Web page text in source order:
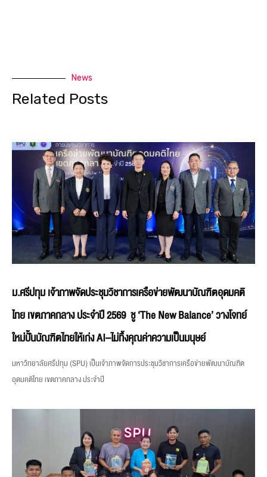
News
Related Posts
ม.ศรีปทุม เจ้าภาพจัดประชุมวิชาการเครือข่ายพัฒนาบัณฑิตอุดมคติ
ไทย เขตภาคกลาง ประจำปี 2569 ชู ‘The New Balance’ วางโจทย์
ใหม่ปั้นบัณฑิตไทยให้เก่ง AI–ไม่ทิ้งคุณค่าความเป็นมนุษย์
มหาวิทยาลัยศรีปทุม (SPU) เป็นเจ้าภาพจัดการประชุมวิชาการเครือข่ายพัฒนาบัณฑิต
อุดมคติไทย เขตภาคกลาง ประจำปี